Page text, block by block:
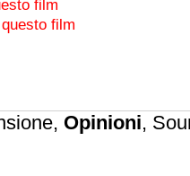
film
film
Opinioni,